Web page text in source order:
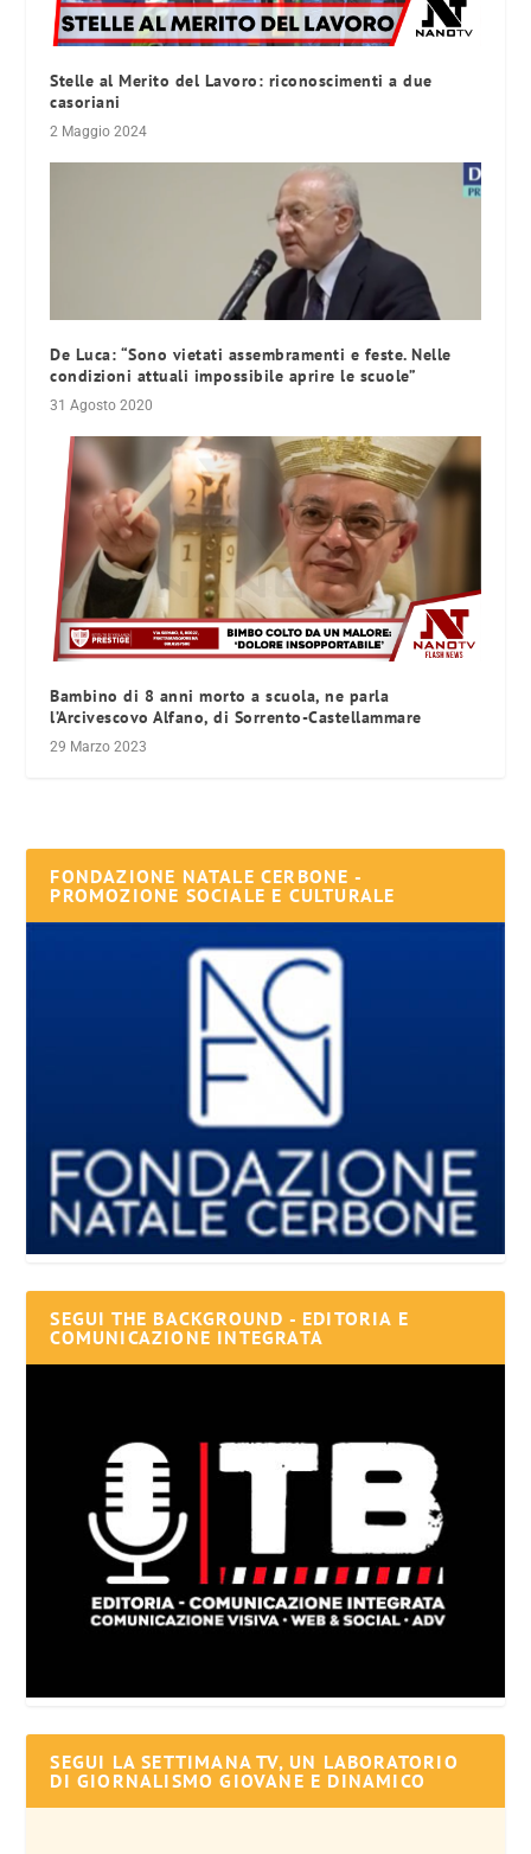
Stelle al Merito del Lavoro: riconoscimenti a due
casoriani
2 Maggio 2024
De Luca: “Sono vietati assembramenti e feste. Nelle
condizioni attuali impossibile aprire le scuole”
31 Agosto 2020
Bambino di 8 anni morto a scuola, ne parla
l’Arcivescovo Alfano, di Sorrento-Castellammare
29 Marzo 2023
FONDAZIONE NATALE CERBONE -
PROMOZIONE SOCIALE E CULTURALE
SEGUI THE BACKGROUND - EDITORIA E
COMUNICAZIONE INTEGRATA
SEGUI LA SETTIMANA TV, UN LABORATORIO
DI GIORNALISMO GIOVANE E DINAMICO